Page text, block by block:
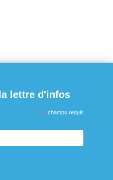
lettre d'infos
* champs requis